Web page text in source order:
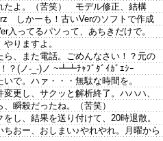
たよ。（苦笑） モデル修正、結構
しかーも！古いVerのソフトで作成
入ってるパソって、あちきだけで。
りますよ。
、また電話。ごめんなさい！？元の
？(ノ-_-)ノ ~┻┻ﾁｬﾌﾞﾀﾞｲｶﾞｴｼｰ
で。ハァ・・・無駄な時間を。
更し、サクッと解析終了。ハハハ、
瞬殺だったね。（苦笑）
し、結果を送り付けて、20時退散。
おー、おしまい♪やれやれ。月曜から